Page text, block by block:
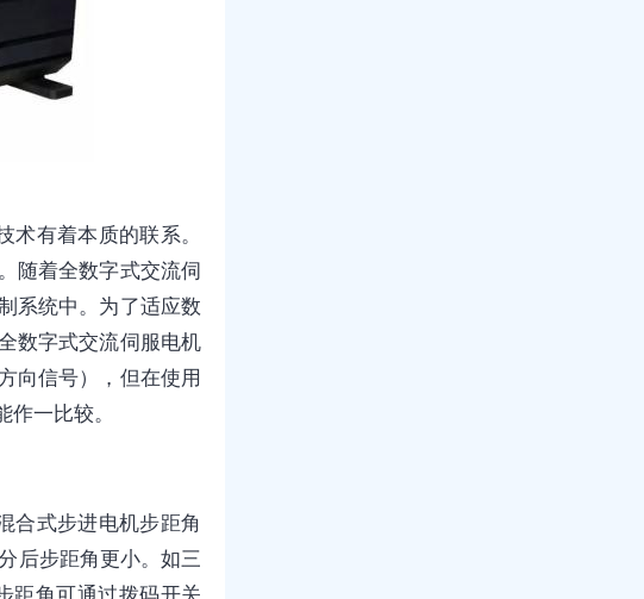
有着本质的联系。
随着全数字式交流伺
系统中。为了适应数
数字式交流伺服电机
向信号），但在使用
一比较。
合式步进电机步距角
后步距角更小。如三